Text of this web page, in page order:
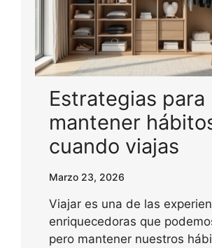
Estrategias para
mantener
cuando viajas
Marzo 23, 2026
Viajar es una de las
enriquecedoras que
pero mantener nuestros